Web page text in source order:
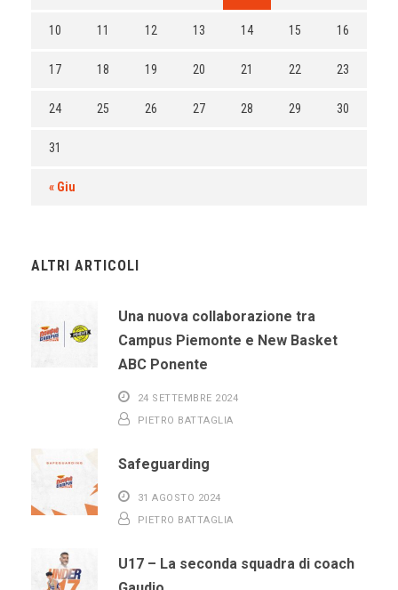
« Giu
10 11 12 13 14 15 16
17 18 19 20 21 22 23
24 25 26 27 28 29 30
31
ALTRI ARTICOLI
Una nuova collaborazione tra
Campus Piemonte e New Basket
ABC Ponente
24 SETTEMBRE 2024
PIETRO BATTAGLIA
Safeguarding
31 AGOSTO 2024
PIETRO BATTAGLIA
U17 – La seconda squadra di coach